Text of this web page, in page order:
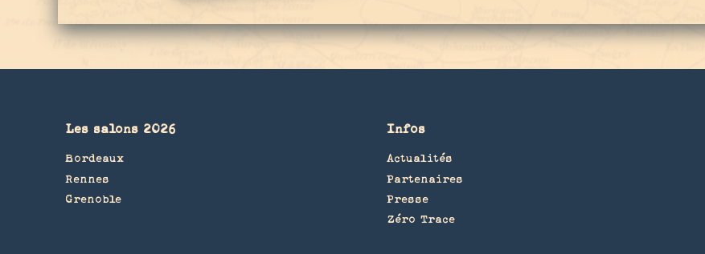
Les salons 2026
Bordeaux
Rennes
Grenoble
Infos
Actualités
Partenaires
Presse
Zéro Trace